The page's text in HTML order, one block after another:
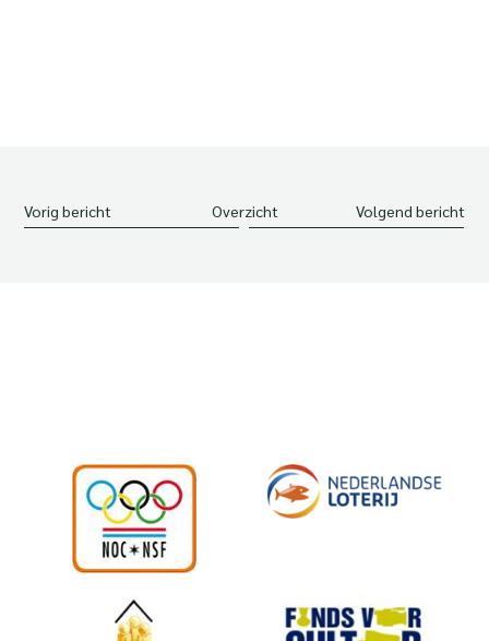
Vorig bericht Overzicht Volgend bericht